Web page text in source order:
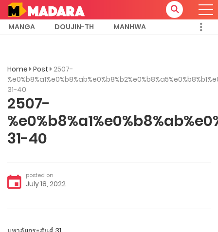
MANGA DOUJIN-TH MANHWA
Home Post 2507-
31-40
2507-
31-40
posted on
July 18, 2022